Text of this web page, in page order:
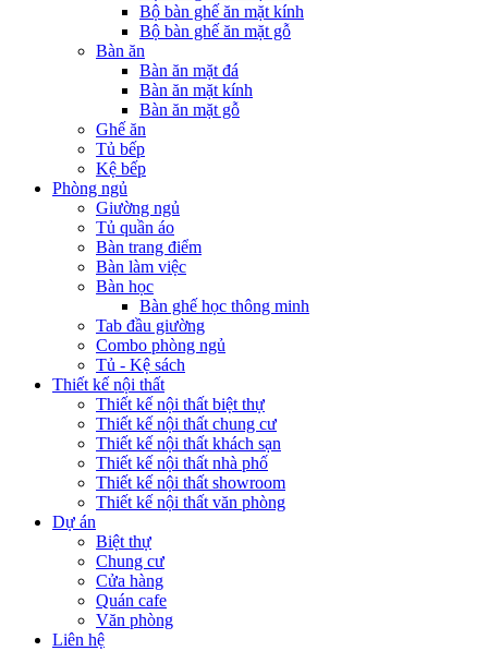
Bộ bàn ghế ăn mặt kính
Bộ bàn ghế ăn mặt gỗ
Bàn ăn
Bàn ăn mặt đá
Bàn ăn mặt kính
Bàn ăn mặt gỗ
Ghế ăn
Tủ bếp
Kệ bếp
Phòng ngủ
Giường ngủ
Tủ quần áo
Bàn trang điểm
Bàn làm việc
Bàn học
Bàn ghế học thông minh
Tab đầu giường
Combo phòng ngủ
Tủ - Kệ sách
Thiết kế nội thất
Thiết kế nội thất biệt thự
Thiết kế nội thất chung cư
Thiết kế nội thất khách sạn
Thiết kế nội thất nhà phố
Thiết kế nội thất showroom
Thiết kế nội thất văn phòng
Dự án
Biệt thự
Chung cư
Cửa hàng
Quán cafe
Văn phòng
Liên hệ